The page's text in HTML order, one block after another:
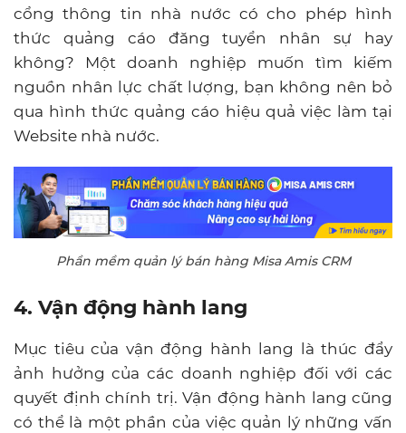
cổng thông tin nhà nước có cho phép hình
thức quảng cáo đăng tuyển nhân sự hay
không? Một doanh nghiệp muốn tìm kiếm
nguồn nhân lực chất lượng, bạn không nên bỏ
qua hình thức quảng cáo hiệu quả việc làm tại
Website nhà nước.
Phần mềm quản lý bán hàng Misa Amis CRM
4. Vận động hành lang
Mục tiêu của vận động hành lang là thúc đẩy
ảnh hưởng của các doanh nghiệp đối với các
quyết định chính trị. Vận động hành lang cũng
có thể là một phần của việc quản lý những vấn